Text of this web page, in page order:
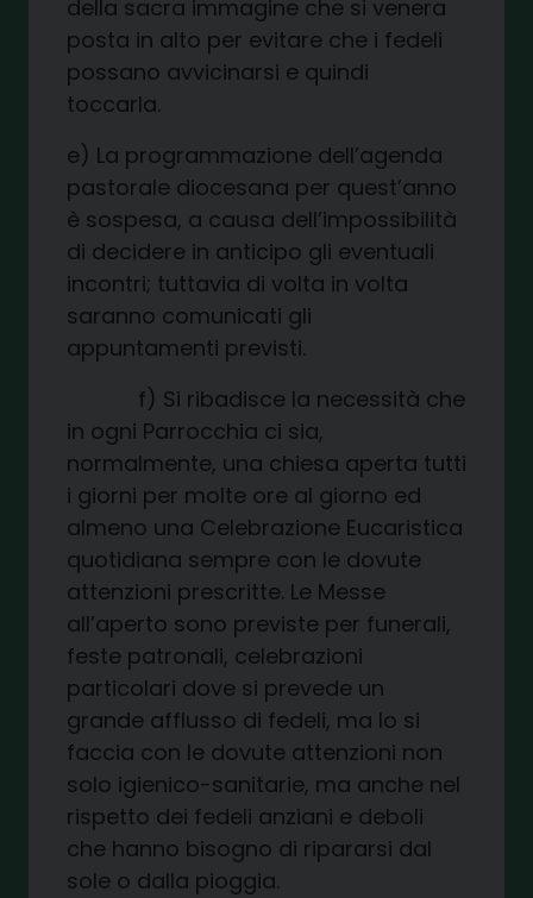
della sacra immagine che si venera
posta in alto per evitare che i fedeli
possano avvicinarsi e quindi
toccarla.
e) La programmazione dell’agenda
pastorale diocesana per quest’anno
è sospesa, a causa dell’impossibilità
di decidere in anticipo gli eventuali
incontri; tuttavia di volta in volta
saranno comunicati gli
appuntamenti previsti.
f) Si ribadisce la necessità che
in ogni Parrocchia ci sia,
normalmente, una chiesa aperta tutti
i giorni per molte ore al giorno ed
almeno una Celebrazione Eucaristica
quotidiana sempre con le dovute
attenzioni prescritte. Le Messe
all’aperto sono previste per funerali,
feste patronali, celebrazioni
particolari dove si prevede un
grande afflusso di fedeli, ma lo si
faccia con le dovute attenzioni non
solo igienico-sanitarie, ma anche nel
rispetto dei fedeli anziani e deboli
che hanno bisogno di ripararsi dal
sole o dalla pioggia.